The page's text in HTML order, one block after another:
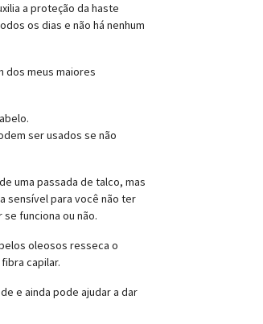
a proteção da haste
os dias e não há nenhum
dos meus maiores
ser usados se não
uma passada de talco, mas
sensível para você não ter
funciona ou não.
oleosos resseca o
capilar.
e ainda pode ajudar a dar